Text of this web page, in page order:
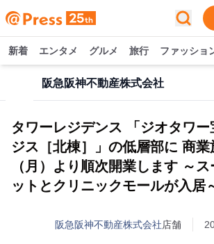
新着 エンタメ グルメ 旅行 ファッショ
阪急阪神不動産株式会社
タワーレジデンス 「ジオタワ
ジス［北棟］」の低層部に 商業
（月）より順次開業します ～
ットとクリニックモールが入居
阪急阪神不動産株式会社店舗